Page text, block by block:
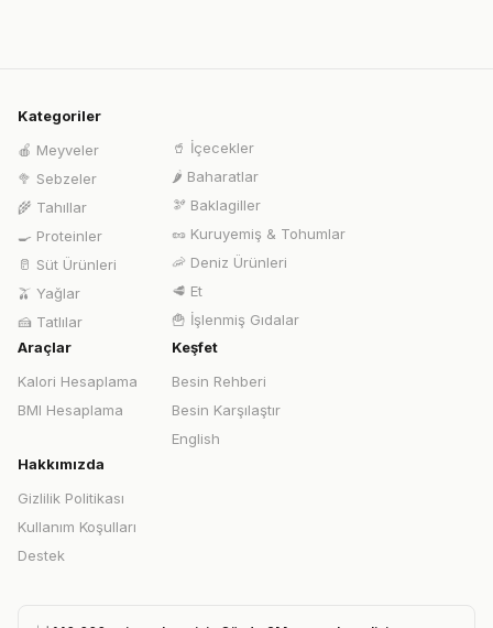
Kategoriler
🍎 Meyveler
🥦 Sebzeler
🌾 Tahıllar
🍳 Proteinler
🥛 Süt Ürünleri
🫒 Yağlar
🍰 Tatlılar
🥤 İçecekler
🌶️ Baharatlar
🫘 Baklagiller
🥜 Kuruyemiş & Tohumlar
🦐 Deniz Ürünleri
🥩 Et
🍟 İşlenmiş Gıdalar
Araçlar
Kalori Hesaplama
BMI Hesaplama
Keşfet
Besin Rehberi
Besin Karşılaştır
English
Hakkımızda
Gizlilik Politikası
Kullanım Koşulları
Destek